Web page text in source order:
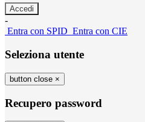
-
Entra con SPID Entra con CIE
Seleziona utente
button close ×
Recupero password